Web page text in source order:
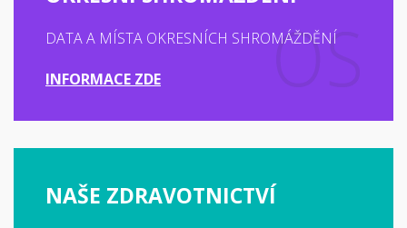
DATA A MÍSTA OKRESNÍCH SHROMÁŽDĚNÍ
INFORMACE ZDE
NAŠE ZDRAVOTNICTVÍ